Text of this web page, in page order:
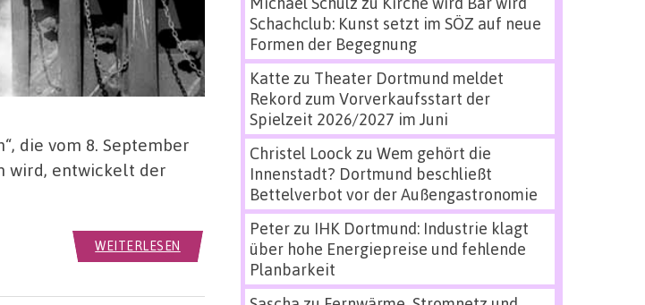
die vom 8. September
wird, entwickelt der
WEITERLESEN
Schachclub: Kunst setzt im SÖZ auf neue
Formen der Begegnung
Katte zu Theater Dortmund meldet
Rekord zum Vorverkaufsstart der
Spielzeit 2026/2027 im Juni
Christel Loock zu Wem gehört die
Innenstadt? Dortmund beschließt
Bettelverbot vor der Außengastronomie
Peterzu IHK Dortmund: Industrie klagt
über hohe Energiepreise und fehlende
Planbarkeit